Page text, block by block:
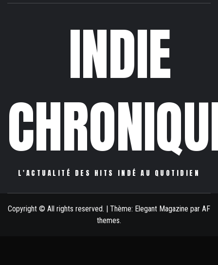
INDIE
L'ACTUALITÉ DES HITS INDÉ AU QUOTIDIEN
Copyright © All rights reserved. | Thème: Elegant Magazine par AF
themes.